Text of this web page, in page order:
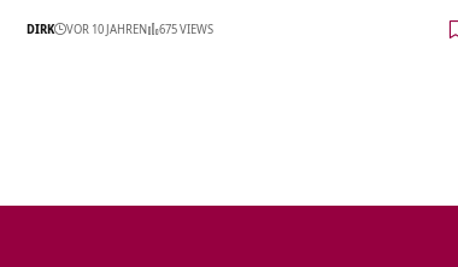
DIRK VOR 10 JAHREN 675 VIEWS